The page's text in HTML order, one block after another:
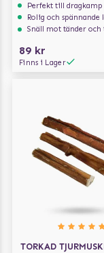
Perfekt till dragkamp
Rolig och spännande
Snäll mot tänder och
89 kr
Finns i Lager
TORKAD